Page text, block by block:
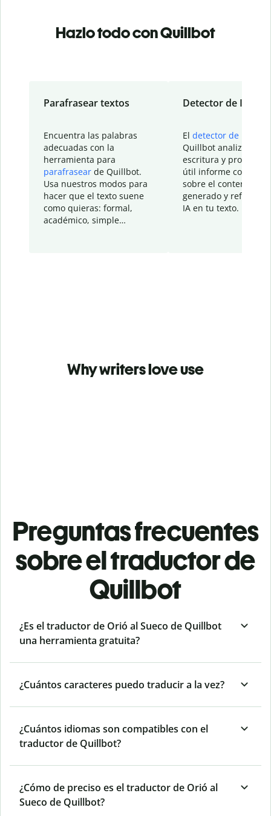
Hazlo todo con Quillbot
Parafrasear textos
Encuentra las palabras
adecuadas con la
herramienta para
parafrasear de Quillbot.
Usa nuestros modos para
hacer que el texto suene
como quieras: formal,
académico, simple…
Detector de IA
El detector de IA
Quillbot analiza tu
escritura y
útil informe con
sobre el contenido
generado y refinado
IA en tu texto.
Why writers love use
Preguntas frecuentes
sobre el traductor de
Quillbot
¿Es el traductor de Orió al Sueco de Quillbot
una herramienta gratuita?
¿Cuántos caracteres puedo traducir a la vez?
¿Cuántos idiomas son compatibles con el
traductor de Quillbot?
¿Cómo de preciso es el traductor de Orió al
Sueco de Quillbot?